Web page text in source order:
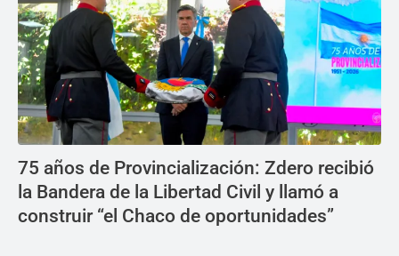
75 años de Provincialización: Zdero recibió
la Bandera de la Libertad Civil y llamó a
construir “el Chaco de oportunidades”